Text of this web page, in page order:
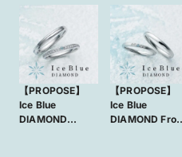
【PROPOSE】
Ice Blue
DIAMOND
【PROPOSE】
Ice Blue
DIAMOND